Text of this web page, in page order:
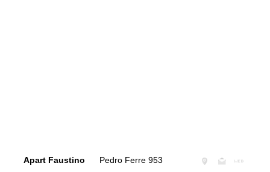
Apart Faustino Pedro Ferre 953